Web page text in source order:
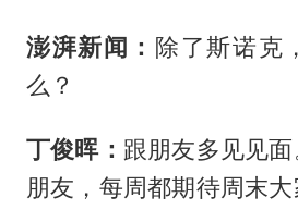
澎湃新闻： 除了斯诺克
么？
丁俊晖： 跟朋友多见见
朋友，每周都期待周末